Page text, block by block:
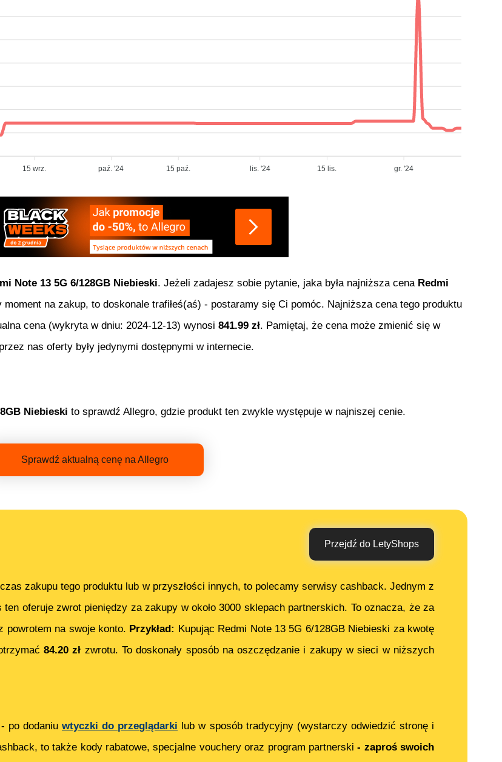
15 wrz. paź. '24 15 paź. lis. '24 15 lis. gr. '24
Note 13 5G 6/128GB Niebieski. Jeżeli zadajesz sobie pytanie, jaka była najniższa cena Redmi
na zakup, to doskonale trafiłeś(aś) - postaramy się Ci pomóc. Najniższa cena tego produktu
cena (wykryta w dniu: 2024-12-13) wynosi 841.99 zł. Pamiętaj, że cena może zmienić się w
nas oferty były jedynymi dostępnymi w internecie.
Niebieski to sprawdź Allegro, gdzie produkt ten zwykle występuje w najniszej cenie.
Sprawdź aktualną cenę na Allegro
Przejdź do LetyShops
zakupu tego produktu lub w przyszłości innych, to polecamy serwisy cashback. Jednym z
ten oferuje zwrot pieniędzy za zakupy w około 3000 sklepach partnerskich. To oznacza, że za
powrotem na swoje konto. Przykład: Kupując Redmi Note 13 5G 6/128GB Niebieski za kwotę
84.20zł zwrotu. To doskonały sposób na oszczędzanie i zakupy w sieci w niższych
po dodaniu wtyczki do przeglądarki lub w sposób tradycyjny (wystarczy odwiedzić stronę i
to także kody rabatowe, specjalne vouchery oraz program partnerski- zaproś swoich